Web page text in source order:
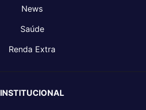
News
Saúde
Renda Extra
INSTITUCIONAL